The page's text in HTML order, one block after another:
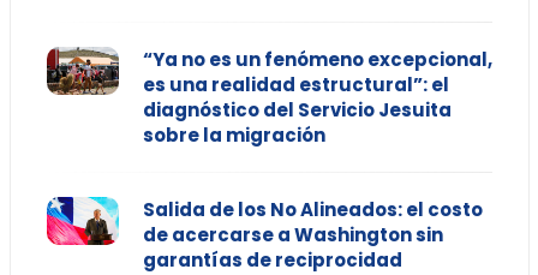
“Ya no es un fenómeno excepcional,
es una realidad estructural”: el
diagnóstico del Servicio Jesuita
sobre la migración
Salida de los No Alineados: el costo
de acercarse a Washington sin
garantías de reciprocidad